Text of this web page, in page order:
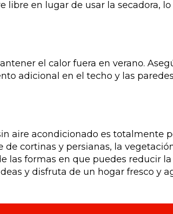
libre en lugar de usar la secadora,
el calor fuera en verano.
adicional en el techo y las
aire acondicionado es totalmente
cortinas y persianas, la
las formas en que puedes reducir
y disfruta de un hogar fresco y